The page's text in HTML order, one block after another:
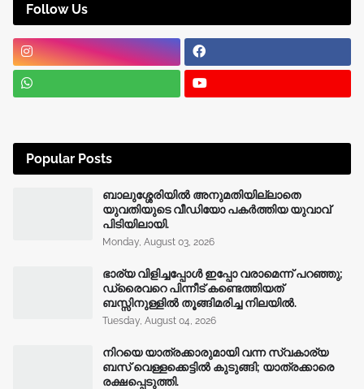
Follow Us
Popular Posts
ബാലുശ്ശേരിയിൽ അനുമതിയില്ലാതെ
യുവതിയുടെ വീഡിയോ പകർത്തിയ യുവാവ്
പിടിയിലായി.
Monday, August 03, 2026
ഭാര്യ വിളിച്ചപ്പോള്‍ ഇപ്പോ വരാമെന്ന് പറഞ്ഞു;
ഡ്രൈവറെ പിന്നീട് കണ്ടെത്തിയത്
ബസ്സിനുള്ളില്‍ തൂങ്ങിമരിച്ച നിലയിൽ.
Tuesday, August 04, 2026
നിറയെ യാത്രക്കാരുമായി വന്ന സ്വകാര്യ
ബസ് വെള്ളക്കെട്ടിൽ കുടുങ്ങി; യാത്രക്കാരെ
രക്ഷപ്പെടുത്തി.